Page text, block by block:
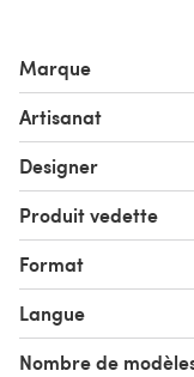
Marque
Artisanat
Designer
Produit vedette
Format
Langue
Nombre de